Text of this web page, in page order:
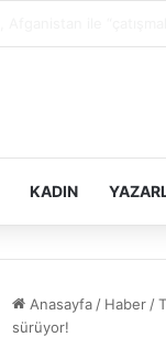
KADIN
Anasayfa / Haber /
sürüyor!